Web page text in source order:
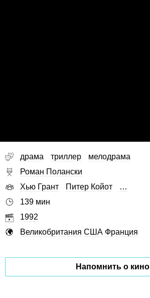
драма триллер
мелодрама
Роман Полански
Хью Грант
Питер Койот
…
139 мин
1992
Великобритания США Франция
Напомнить о кино